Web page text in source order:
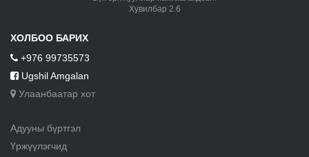
Хувилбар 2.6
ХОЛБОО БАРИХ
+976 99735573
Ugshil Amgalan
Улаанбаатар хот
Адууны бүртгэл
Үржүүлэгчид